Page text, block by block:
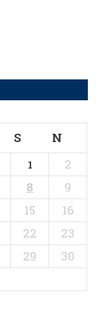
S N
1
2
8
9
15
16
22
23
29
30